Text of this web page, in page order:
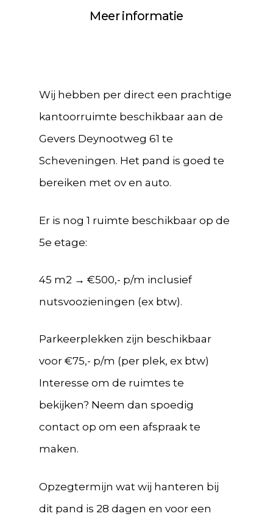
Meer informatie
Wij hebben per direct een prachtige
kantoorruimte beschikbaar aan de
Gevers Deynootweg 61 te
Scheveningen. Het pand is goed te
bereiken met ov en auto.
Er is nog 1 ruimte beschikbaar op de
5e etage:
45 m2 → €500,- p/m inclusief
nutsvoozieningen (ex btw).
Parkeerplekken zijn beschikbaar
voor €75,- p/m (per plek, ex btw)
Interesse om de ruimtes te
bekijken? Neem dan spoedig
contact op om een afspraak te
maken.
Opzegtermijn wat wij hanteren bij
dit pand is 28 dagen en voor een